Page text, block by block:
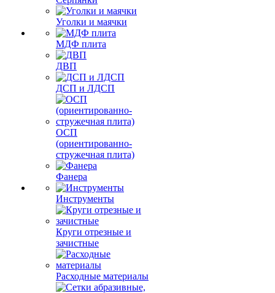
Серпянки
Уголки и маячки
МДФ плита
ДВП
ДСП и ЛДСП
ОСП
(ориентированно-
стружечная плита)
Фанера
Инструменты
Круги отрезные и
зачистные
Расходные материалы